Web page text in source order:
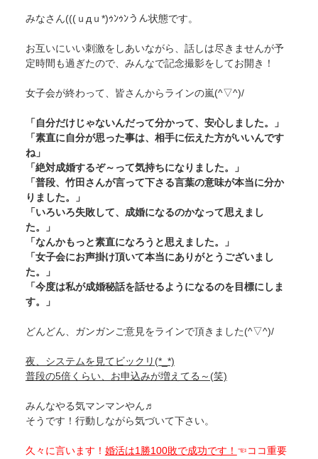
みなさん(((ｕдｕ*)ｩﾝｩﾝうん状態です。
お互いにいい刺激をしあいながら、話しは尽きませんが予
定時間も過ぎたので、みんなで記念撮影をしてお開き！
女子会が終わって、皆さんからラインの嵐(^▽^)/
「自分だけじゃないんだって分かって、安心しました。」
「素直に自分が思った事は、相手に伝えた方がいいんです
ね」
「絶対成婚するぞ～って気持ちになりました。」
「普段、竹田さんが言って下さる言葉の意味が本当に分か
りました。」
「いろいろ失敗して、成婚になるのかなって思えまし
た。」
「なんかもっと素直になろうと思えました。」
「女子会にお声掛け頂いて本当にありがとうございまし
た。」
「今度は私が成婚秘話を話せるようになるのを目標にしま
す。」
どんどん、ガンガンご意見をラインで頂きました(^▽^)/
夜、システムを見てビックリ(*_*)
普段の5倍くらい、お申込みが増えてる～(笑)
みんなやる気マンマンやん♬
そうです！行動しながら気づいて下さい。
久々に言います！ 婚活は1勝100敗で成功です！ ☜ココ重要